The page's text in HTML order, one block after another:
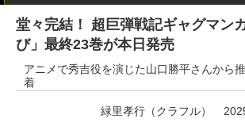
堂々完結！ 超巨弾戦記ギャグマン
び」最終23巻が本日発売
アニメで秀吉役を演じた山口勝平さんから
着
緑里孝行（クラフル）